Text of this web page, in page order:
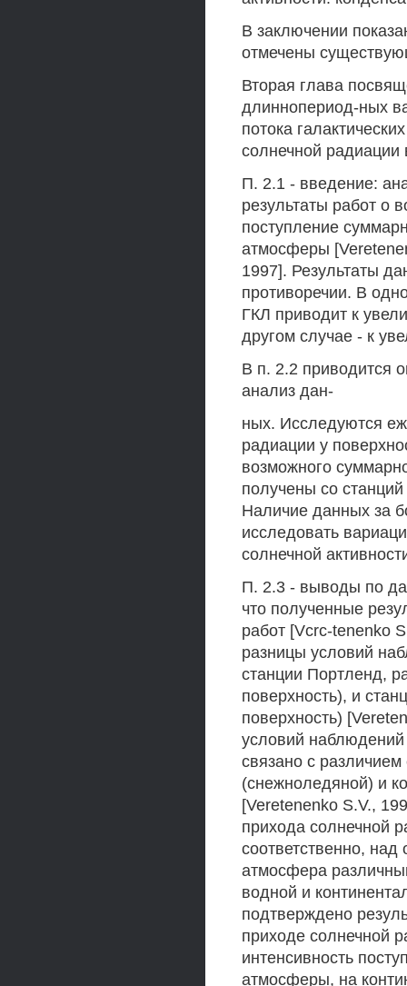
В заключении
отмечены
Вторая глава
длиннопериод-ных
потока
солнечной
П. 2.1 - введение:
результаты работ о
поступление
атмосферы
1997]. Результаты
противоречии. В
ГКЛ приводит к
другом случае - к
В п. 2.2 приводится
анализ дан-
ных. Исследуются
радиации у
возможного
получены со
Наличие данных за
исследовать
солнечной
П. 2.3 - выводы по
что полученные
работ [Vcrc-tenenko
разницы условий
станции Портленд,
поверхность), и
поверхность)
условий наблюдений
связано с
(снежноледяной) и
[Veretenenko S.V.,
прихода солнечной
соответственно,
атмосфера
водной и
подтверждено
приходе солнечной
интенсивность
атмосферы, на